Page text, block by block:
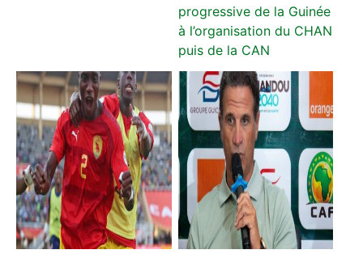
progressive de la Guinée
à l’organisation du CHAN
puis de la CAN